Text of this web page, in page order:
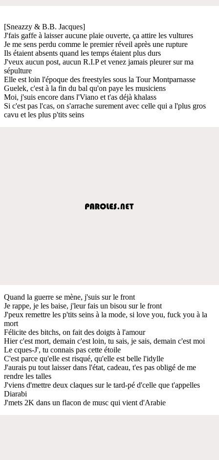
[Sneazzy & B.B. Jacques]
J'fais gaffe à laisser aucune plaie ouverte, ça attire les vultures
Je me sens perdu comme le premier réveil après une rupture
Ils étaient absents quand les temps étaient plus durs
J'veux aucun post, aucun R.I.P et venez jamais pleurer sur ma
sépulture
Elle est loin l'époque des freestyles sous la Tour Montparnasse
Guelek, c'est à la fin du bal qu'on paye les musiciens
Moi, j'suis encore dans l'Viano et t'as déjà khalass
Si c'est pas l'cas, on s'arrache surement avec celle qui a l'plus gros
cavu et les plus p'tits seins
Quand la guerre se mène, j'suis sur le front
Je rappe, je les baise, j'leur fais un bisou sur le front
J'peux remettre les p'tits seins à la mode, si love you, fuck you à la
mort
Félicite des bitchs, on fait des doigts à l'amour
Hier c'est mort, demain c'est loin, tu sais, je sais, demain c'est moi
Le cques-J', tu connais pas cette étoile
C'est parce qu'elle est risqué, qu'elle est belle l'idylle
J'aurais pu tout laisser dans l'état, cadeau, t'es pas obligé de me
rendre les talles
J'viens d'mettre deux claques sur le tard-pé d'celle que t'appelles
Diarabi
J'mets 2K dans un flacon de musc qui vient d'Arabie